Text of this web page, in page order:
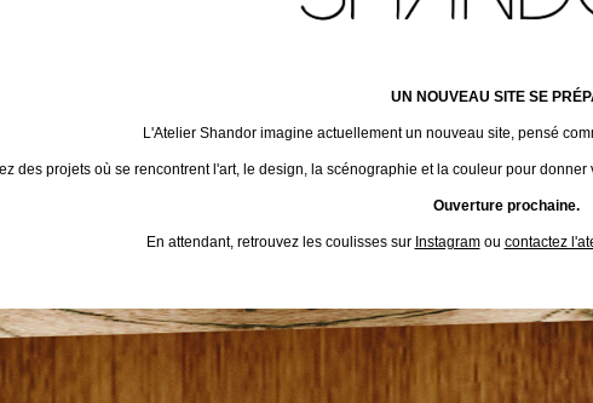
UN NOUVEAU SITE SE
L'Atelier Shandor imagine actuellement un nouveau site, pensé
des projets où se rencontrent l'art, le design, la scénographie et la couleur pour
Ouverture prochaine.
En attendant, retrouvez les coulisses sur Instagramou contactez